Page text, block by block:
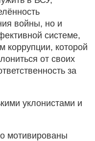
войны, но и
системе,
коррупции, которой
от своих
за
уклонистами и
мотивированы